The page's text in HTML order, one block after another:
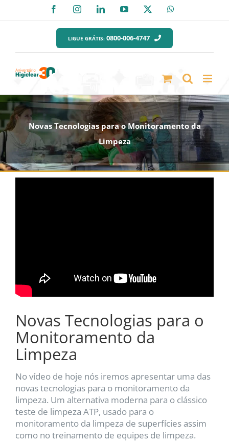
para
FacebookInstagramLinkedInYouTube
LIGUE GRÁTIS: 0800-006-4747
Novas Tecnologias para o Monitoramento da
Limpeza
Novas Tecnologias para o
Monitoramento da
Limpeza
No vídeo de hoje nós iremos apresentar uma das
novas tecnologias para o monitoramento da
limpeza. Um alternativa moderna para o clássico
teste de limpeza ATP, usado para o
monitoramento da limpeza de superfícies assim
como no treinamento de equipes de limpeza.